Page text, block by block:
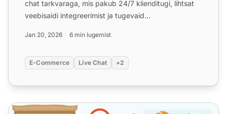
chat tarkvaraga, mis pakub 24/7 klienditugi, lihtsat
veebisaidi integreerimist ja tugevaid
Jan 20, 2026 6 min lugemist
E-Commerce Live Chat +2
Live Chat haridusasutuste ja mittetulunduslike